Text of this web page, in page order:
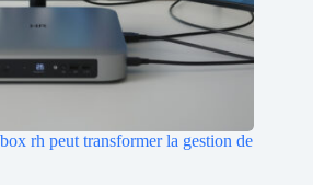
rh peut transformer la gestion de